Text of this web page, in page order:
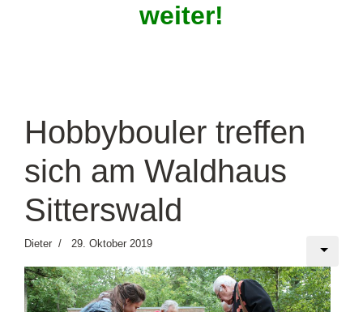
weiter!
Hobbybouler treffen
sich am Waldhaus
Sitterswald
Dieter 29. Oktober 2019